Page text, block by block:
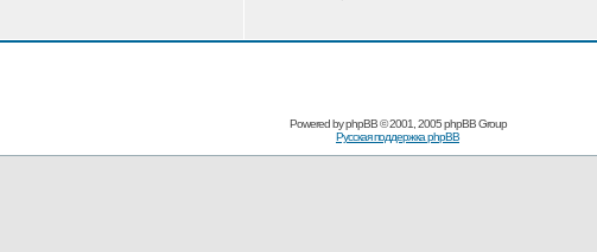
Powered byphpBB© 2001, 2005 phpBB Group
Русская поддержка phpBB